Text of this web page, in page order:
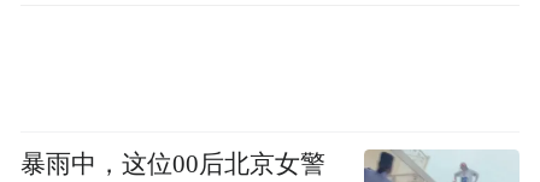
暴雨中，这位00后北京女警